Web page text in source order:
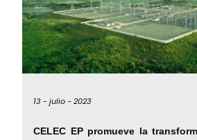
13 -julio -2023
CELEC EP promueve la